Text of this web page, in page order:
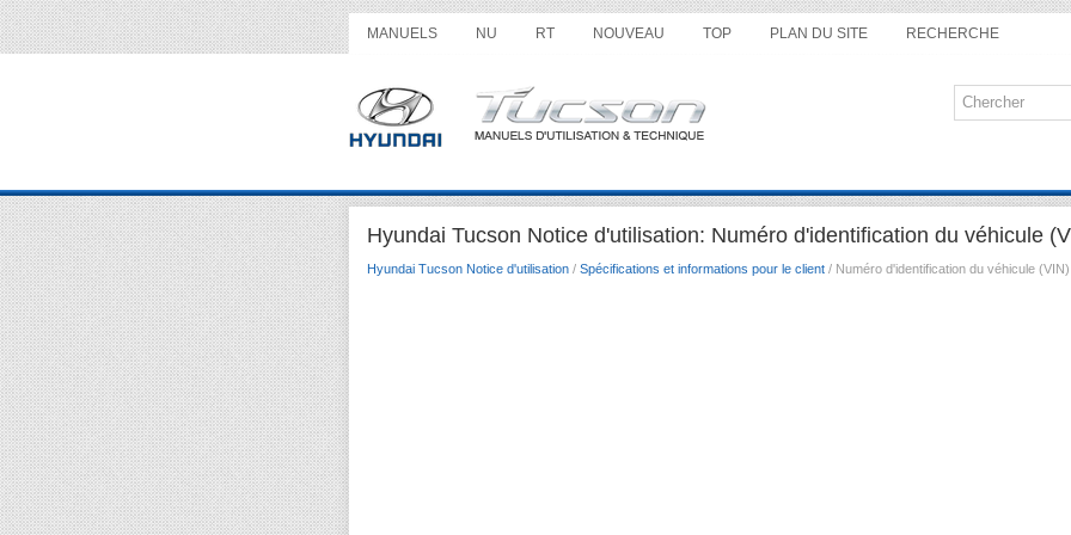
MANUELS NU RT NOUVEAU TOP PLAN DU SITE RECHERCHE
Hyundai Tucson Notice d'utilisation: Numéro d'identification du véhicule
Hyundai Tucson Notice d'utilisation / Spécifications et informations pour le client / Numéro d'identification du véhicule (VIN)